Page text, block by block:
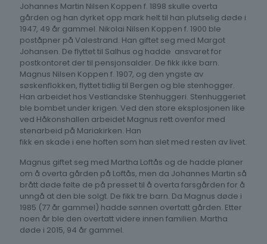
Johannes Martin Nilsen Koppen f. 1898 skulle overta
gården og han dyrket opp mark helt til han plutselig døde i
1947, 49 år gammel. Nikolai Nilsen Koppen f. 1900 ble
poståpner på Valestrand. Han giftet seg med Margot
Johansen. De flyttet til Salhus og hadde ansvaret for
postkontoret der til pensjonsalder. De fikk ikke barn.
Magnus Nilsen Koppen f. 1907, og den yngste av
søskenflokken, flyttet tidlig til Bergen og ble stenhogger.
Han arbeidet hos Vestlandske Stenhuggeri. Stenhuggeriet
ble bombet under krigen. Ved den store eksplosjonen like
ved Håkonshallen arbeidet Magnus rett ovenfor med
stenarbeid på Mariakirken. Han
fikk en skade i ene hoften som han slet med resten av livet.
Magnus giftet seg med Martha Loftås og de hadde planer
om å overta gården på Loftås, men da Johannes Martin så
brått døde følte de på presset til å overta farsgården for å
unngå at den ble solgt. De fikk tre barn. Da Magnus døde i
1985 (77 år gammel) hadde sønnen overtatt gården. Etter
noen år ble den overtatt videre innen familien. Martha
døde i 2015, 94 år gammel.